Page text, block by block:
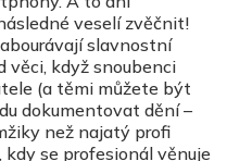
veselí zvěčnit!
slavnostní
věci, když snoubenci
(a těmi můžete být
dokumentovat dění –
než najatý profi
se profesionál věnuje